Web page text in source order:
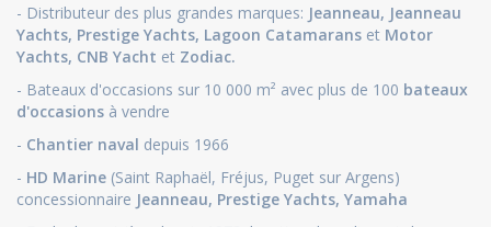
- Distributeur des plus grandes marques: Jeanneau, Jeanneau
Yachts, Prestige Yachts, Lagoon Catamarans et Motor
Yachts, CNB Yacht et Zodiac.
- Bateaux d'occasions sur 10 000 m² avec plus de 100 bateaux
d'occasions à vendre
- Chantier naval depuis 1966
- HD Marine (Saint Raphaël, Fréjus, Puget sur Argens)
concessionnaire Jeanneau, Prestige Yachts, Yamaha